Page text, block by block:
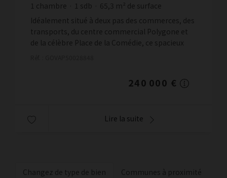
1 chambre 1 sdb 65,3 m² de surface
3 675,34 € prix / m²
Idéalement situé à deux pas des commerces, des
transports, du centre commercial Polygone et
de la célèbre Place de la Comédie, ce spacieux
240 000 €
Lire la suite
Changez de type de bien Communes à proximité